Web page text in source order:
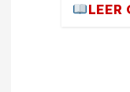
LEER